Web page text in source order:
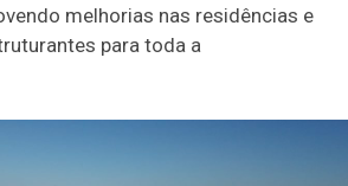
melhorias nas residências e
para toda a